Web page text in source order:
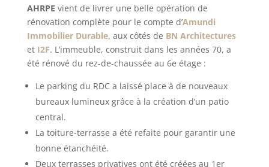
AHRPE vient de livrer une belle opération de
rénovation complète pour le compte d’Amundi
Immobilier Durable, aux côtés de BN Architectures
et I2F. L’immeuble, construit dans les années 70, a
été rénové du rez-de-chaussée au 6e étage :
Le parking du RDC a laissé place à de nouveaux
bureaux lumineux grâce à la création d’un patio
central.
La toiture-terrasse a été refaite pour garantir une
bonne étanchéité.
Deux terrasses privatives ont été créées au 1er